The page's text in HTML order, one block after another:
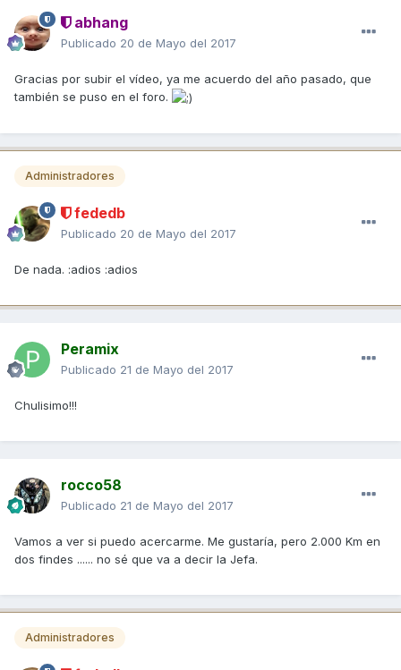
abhang
Publicado 20 de Mayo del 2017
Gracias por subir el vídeo, ya me acuerdo del año pasado, que
también se puso en el foro.
Administradores
fededb
Publicado 20 de Mayo del 2017
De nada. :adios :adios
Peramix
Publicado 21 de Mayo del 2017
Chulisimo!!!
rocco58
Publicado 21 de Mayo del 2017
Vamos a ver si puedo acercarme. Me gustaría, pero 2.000 Km en
dos findes ...... no sé que va a decir la Jefa.
Administradores